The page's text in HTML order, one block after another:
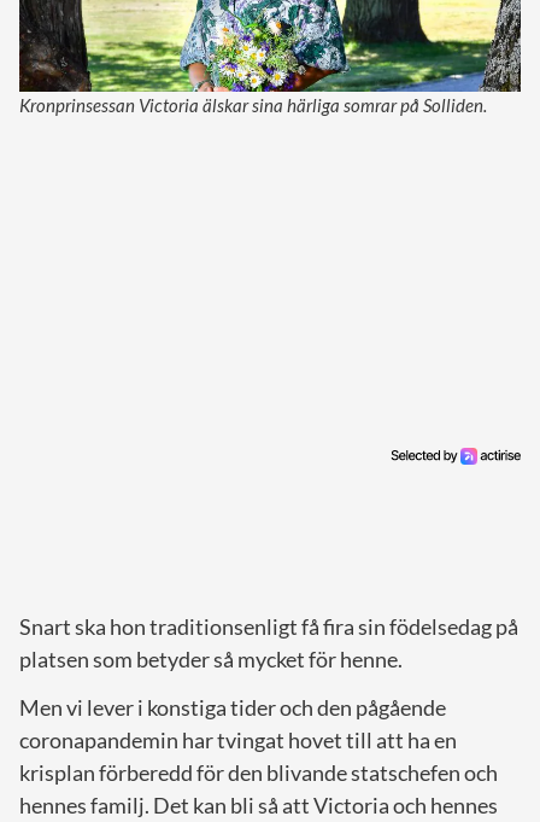
Kronprinsessan Victoria älskar sina härliga somrar på Solliden.
Snart ska hon traditionsenligt få fira sin födelsedag på
platsen som betyder så mycket för henne.
Men vi lever i konstiga tider och den pågående
coronapandemin har tvingat hovet till att ha en
krisplan förberedd för den blivande statschefen och
hennes familj. Det kan bli så att Victoria och hennes